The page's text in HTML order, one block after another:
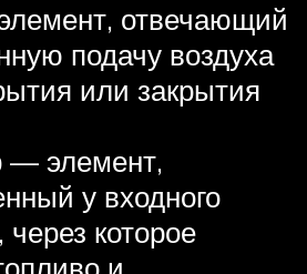
отвечающий
подачу воздуха
или закрытия
элемент,
у входного
через которое